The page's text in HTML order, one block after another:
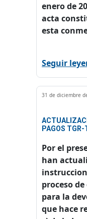
enero de
acta
esta
Seguir
31 de diciembre
PAGOS TGR-
Por el
han
proceso
para la
que hace